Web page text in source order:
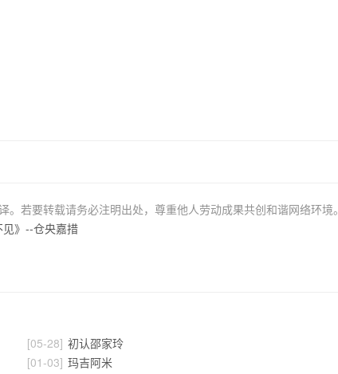
若要转载请务必注明出处，尊重他人劳动成果共创和谐网络环境。
见》--仓央嘉措
[05-28]
[01-03]
初认邵家玲
玛吉阿米